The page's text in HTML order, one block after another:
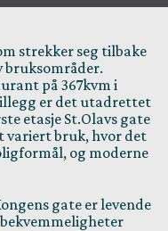
strekker seg tilbake
bruksområder.
på 367kvm i
er det utadrettet
etasje St.Olavs gate
variert bruk, hvor det
og moderne
gate er levende